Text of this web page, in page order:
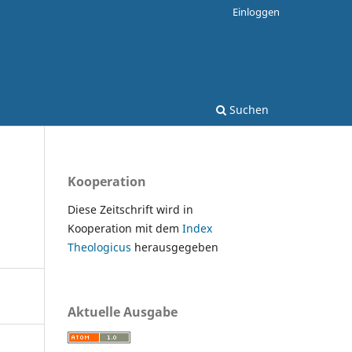
Suchen
Einloggen
Kooperation
Diese Zeitschrift wird in
Kooperation mit dem Index
Theologicus herausgegeben
Aktuelle Ausgabe